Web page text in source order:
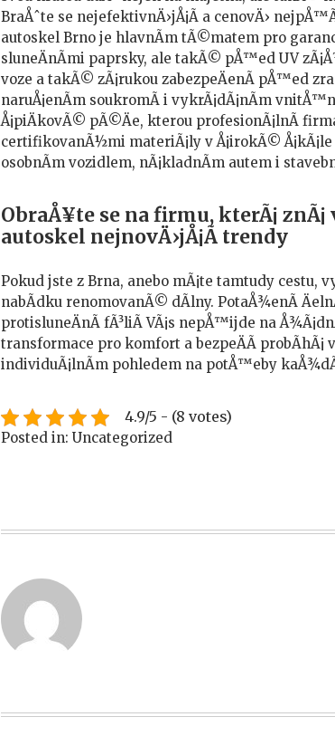
BraÅˆte se nejefektivnÄ›jÅ¡Ã­ a cenovÄ›
autoskel Brno je hlavnÃ­m tÃ©matem pro
sluneÄnÃ­mi paprsky, ale takÃ© pÅ™ed UV
voze a takÃ© zÃ¡rukou zabezpeÄenÃ­ pÅ™ed
naruÅ¡enÃ­m soukromÃ­ i vykrÃ¡dÃ¡nÃ­m
Å¡piÄkovÃ© pÃ©Äe, kterou profesionÃ¡lnÃ­
certifikovanÃ½mi materiÃ¡ly v Å¡irokÃ©
osobnÃ­m vozidlem, nÃ¡kladnÃ­m autem i
ObraÅ¥te se na firmu, kterÃ¡
autoskel nejnovÄ›jÅ¡Ã­ trendy
Pokud jste z Brna, anebo mÃ¡te tamtudy
nabÃ­dku renomovanÃ© dÃ­lny. PotaÅ¾enÃ­
protisluneÄnÃ­ fÃ³liÃ­ VÃ¡s nepÅ™ijde na
transformace pro komfort a bezpeÄÃ­ probÃ­hÃ¡
individuÃ¡lnÃ­m pohledem na potÅ™eby
4.9/5 - (8 votes)
Posted in: Uncategorized